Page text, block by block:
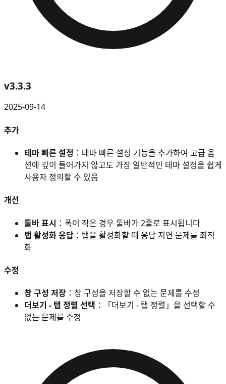
v3.3.3
2025-09-14
추가
테마 빠른 설정 ：테마 빠른 설정 기능을 추가하여 고급 옵
션에 깊이 들어가지 않고도 가장 일반적인 테마 설정을 쉽게
사용자 정의할 수 있음
개선
툴바 표시 ：폭이 작은 경우 툴바가 2줄로 표시됩니다
탭 활성화 응답 ：탭을 활성화할 때 응답 지연 문제를 최적
화
수정
창 구성 저장 ：창 구성을 저장할 수 없는 문제를 수정
더보기 - 탭 정렬 선택 ：「더보기 - 탭 정렬」을 선택할 수
없는 문제를 수정